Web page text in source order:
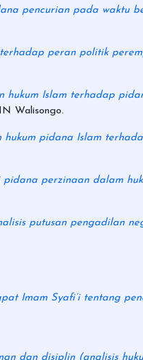
pencurian pada waktu
peran politik
hukum Islam terhadap
Walisongo.
hukum pidana Islam
pidana perzinaan dalam
putusan pengadilan
Imam Syafi’i tentang
dan disiplin (analisis